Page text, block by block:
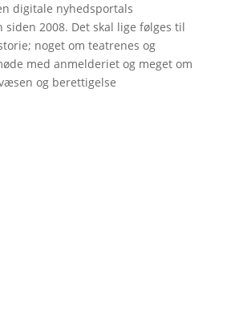
digitale nyhedsportals
siden 2008. Det skal lige følges til
noget om teatrenes og
med anmelderiet og meget om
og berettigelse